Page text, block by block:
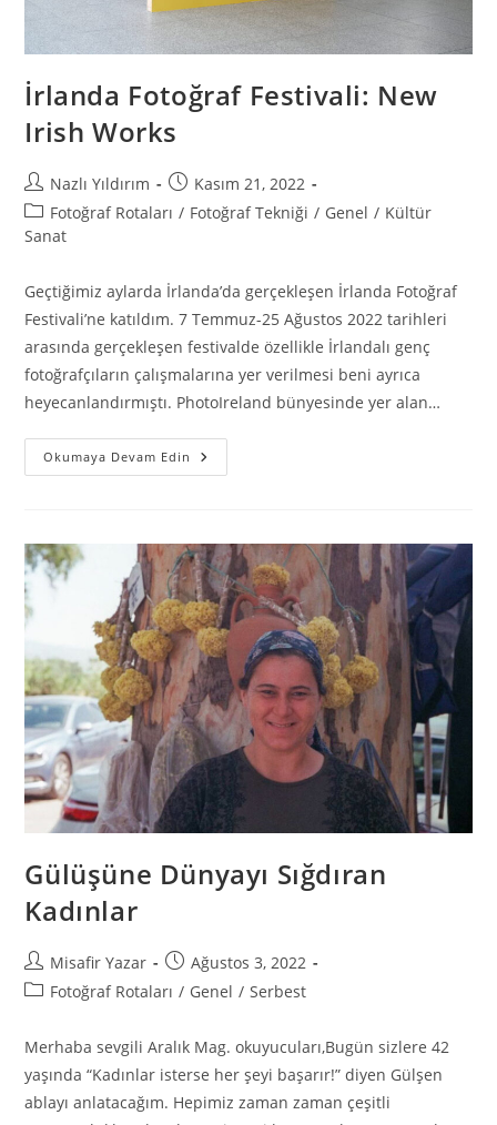
İrlanda Fotoğraf Festivali: New
Irish Works
Nazlı Yıldırım
Kasım 21, 2022
Fotoğraf Rotaları / Fotoğraf Tekniği / Genel / Kültür
Sanat
Geçtiğimiz aylarda İrlanda’da gerçekleşen İrlanda Fotoğraf
Festivali’ne katıldım. 7 Temmuz-25 Ağustos 2022 tarihleri
arasında gerçekleşen festivalde özellikle İrlandalı genç
fotoğrafçıların çalışmalarına yer verilmesi beni ayrıca
heyecanlandırmıştı. PhotoIreland bünyesinde yer alan…
Okumaya Devam Edin
Gülüşüne Dünyayı Sığdıran
Kadınlar
Misafir Yazar
Ağustos 3, 2022
Fotoğraf Rotaları / Genel / Serbest
Merhaba sevgili Aralık Mag. okuyucuları,Bugün sizlere 42
yaşında “Kadınlar isterse her şeyi başarır!” diyen Gülşen
ablayı anlatacağım. Hepimiz zaman zaman çeşitli